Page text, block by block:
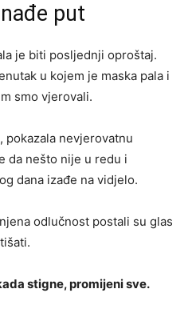
put
je biti posljednji oproštaj.
u kojem je maska pala i
smo vjerovali.
pokazala nevjerovatnu
da nešto nije u redu i
dana izađe na vidjelo.
odlučnost postali su glas
stigne, promijeni sve.